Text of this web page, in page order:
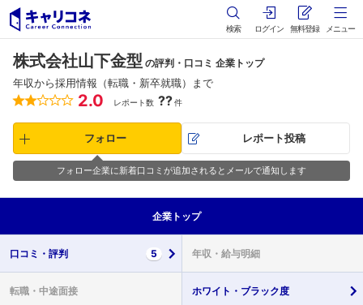
検索 ログイン 無料登録 メニュー
株式会社山下金型 の評判・口コミ 企業トップ
年収から採用情報（転職・新卒就職）まで
2.0 レポート数 ??件
フォロー レポート投稿
フォロー企業に新着口コミが追加されるとメールで通知します
企業 トップ
口コミ・ 評判 5 年収・ 給与明細
転職・ 中途面接 ホワイト・ ブラック度